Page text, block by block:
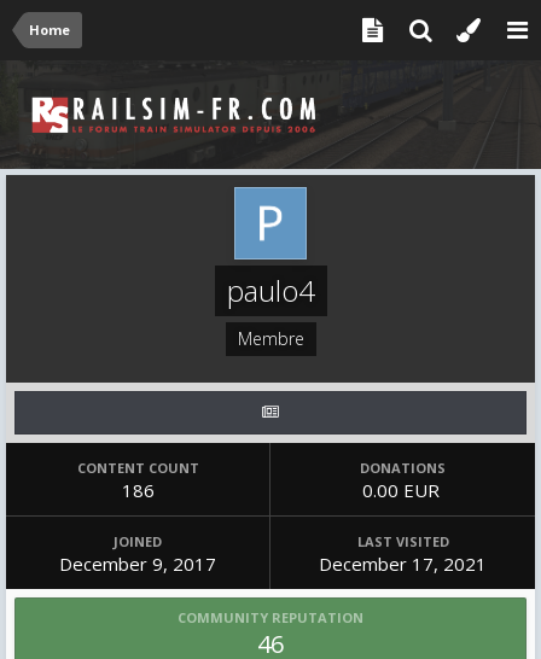
Home
paulo4
Membre
CONTENT COUNT
186
DONATIONS
0.00 EUR
JOINED
December 9, 2017
LAST VISITED
December 17, 2021
COMMUNITY REPUTATION
46